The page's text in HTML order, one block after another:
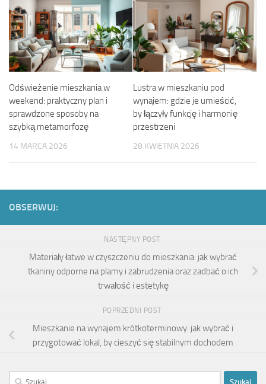
Odświeżenie mieszkania w
weekend: praktyczny plan i
sprawdzone sposoby na
szybką metamorfozę
14 MARCA 2026
Lustra w mieszkaniu pod
wynajem: gdzie je umieścić,
by łączyły funkcję i harmonię
przestrzeni
28 KWIETNIA 2026
OBSERWUJ:
NASTĘPNY POST
Materiały łatwe w czyszczeniu do mieszkania: jak wybrać
tkaniny odporne na plamy i zabrudzenia oraz zadbać o ich
trwałość i estetykę
POPRZEDNI POST
Mieszkanie na wynajem krótkoterminowy: jak wybrać i
przygotować lokal, by cieszyć się stabilnym dochodem
Szukaj: